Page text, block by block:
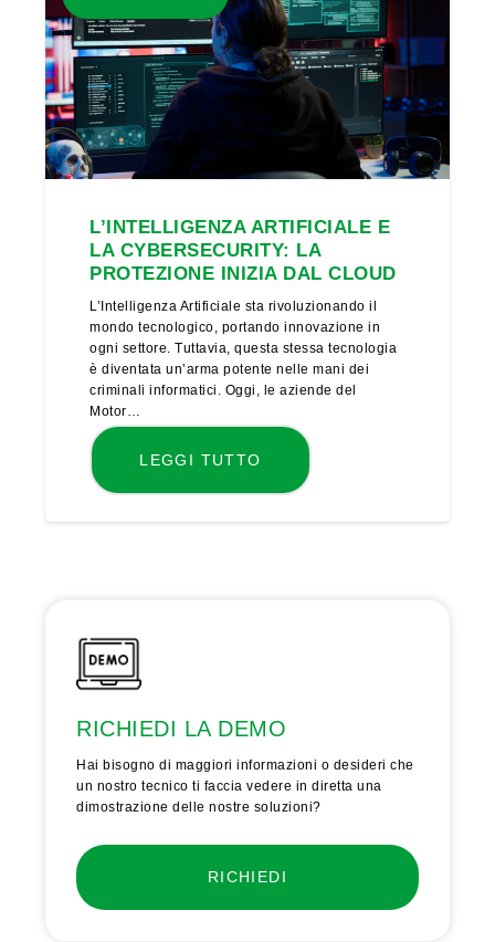
L’INTELLIGENZA ARTIFICIALE E
LA CYBERSECURITY: LA
PROTEZIONE INIZIA DAL CLOUD
L’Intelligenza Artificiale sta rivoluzionando il
mondo tecnologico, portando innovazione in
ogni settore. Tuttavia, questa stessa tecnologia
è diventata un’arma potente nelle mani dei
criminali informatici. Oggi, le aziende del
Motor…
LEGGI TUTTO
RICHIEDI LA DEMO
Hai bisogno di maggiori informazioni o desideri che
un nostro tecnico ti faccia vedere in diretta una
dimostrazione delle nostre soluzioni?
RICHIEDI